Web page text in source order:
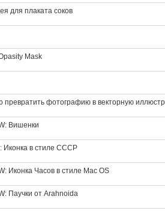
для плаката соков
Mask
превратить фотографию в векторную
Вишенки
Иконка в стиле СССР
Иконка Часов в стиле Mac OS
Паучки от Arahnoida